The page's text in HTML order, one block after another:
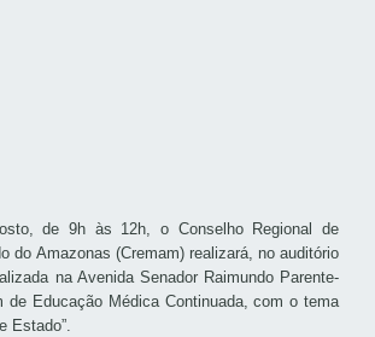
de 9h às 12h, o Conselho Regional de
do Amazonas (Cremam) realizará, no auditório
na Avenida Senador Raimundo Parente-
de Educação Médica Continuada, com o tema
Estado”.